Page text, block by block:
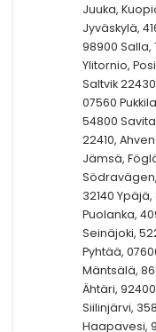
Juuka,
Jyväskylä,
98900 Salla,
Ylitornio,
Saltvik
07560
54800
22410,
Jämsä,
32140
Puolanka,
Seinäjoki,
Pyhtää,
Mäntsälä,
Ähtäri,
Siilinjärvi,
Haapavesi,